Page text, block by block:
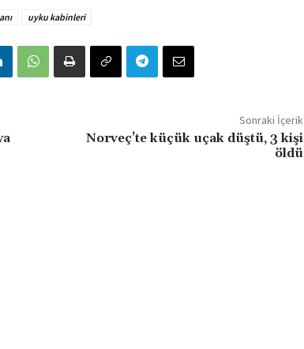
uyku kabinleri
Sonraki İçerik
Norveç’te küçük uçak düştü, 3 kişi
öldü